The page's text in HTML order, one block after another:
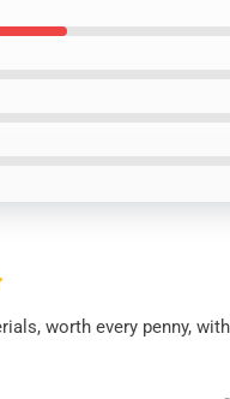
worth every penny,